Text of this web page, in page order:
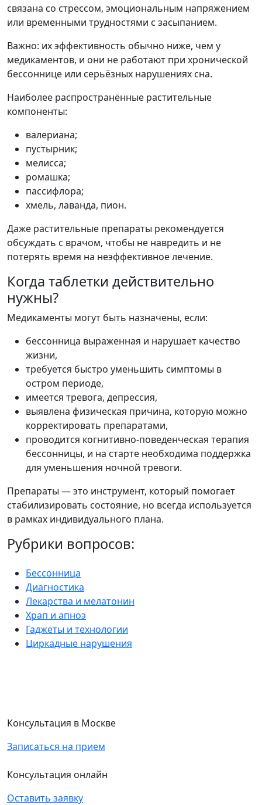
связана со стрессом, эмоциональным напряжением
или временными трудностями с засыпанием.
Важно: их эффективность обычно ниже, чем у
медикаментов, и они не работают при хронической
бессоннице или серьёзных нарушениях сна.
Наиболее распространённые растительные
компоненты:
валериана;
пустырник;
мелисса;
ромашка;
пассифлора;
хмель, лаванда, пион.
Даже растительные препараты рекомендуется
обсуждать с врачом, чтобы не навредить и не
потерять время на неэффективное лечение.
Когда таблетки действительно
нужны?
Медикаменты могут быть назначены, если:
бессонница выраженная и нарушает качество
жизни,
требуется быстро уменьшить симптомы в
остром периоде,
имеется тревога, депрессия,
выявлена физическая причина, которую можно
корректировать препаратами,
проводится когнитивно-поведенческая терапия
бессонницы, и на старте необходима поддержка
для уменьшения ночной тревоги.
Препараты — это инструмент, который помогает
стабилизировать состояние, но всегда используется
в рамках индивидуального плана.
Рубрики вопросов:
Бессонница
Диагностика
Лекарства и мелатонин
Храп и апноэ
Гаджеты и технологии
Циркадные нарушения
Консультация в Москве
Записаться на прием
Консультация онлайн
Оставить заявку